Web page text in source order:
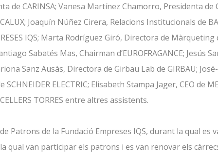
de CARINSA; Vanesa Martínez Chamorro, Presidenta de
Joaquín Núñez Cirera, Relacions Institucionals de
IQS; Marta Rodríguez Giró, Directora de Màrqueting
Sabatés Mas, Chairman d’EUROFRAGANCE; Jesús
Sanz Ausàs, Directora de Girbau Lab de GIRBAU;
SCHNEIDER ELECTRIC; Elisabeth Stampa Jager, CEO de
TORRES entre altres assistents.
Patrons de la Fundació Empreses IQS, durant la qual es
qual van participar els patrons i es van renovar els